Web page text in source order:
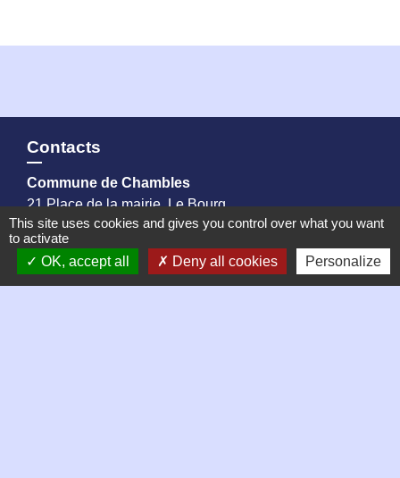
Contacts
Commune de Chambles
21 Place de la mairie, Le Bourg
42170 Chambles - FRANCE
+33 4 77 52 38 90
Contact par formulaire
This site uses cookies and gives you control over what you want
to activate
OK, accept all
Deny all cookies Personalize